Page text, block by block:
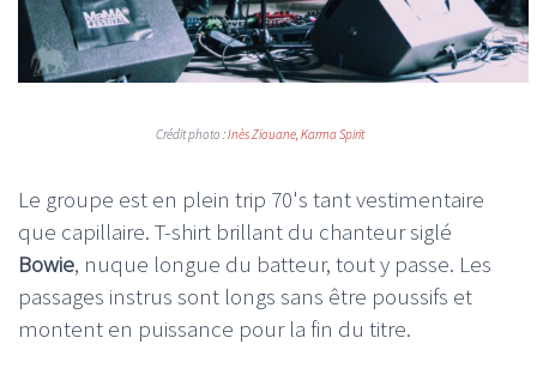
Crédit photo :InèsZiouane, Karma Spirit
Le groupe est en plein trip 70's tant vestimentaire
que capillaire. T-shirt brillant du chanteur siglé
Bowie, nuque longue du batteur, tout y passe. Les
passages instrus sont longs sans être poussifs et
montent en puissance pour la fin du titre.